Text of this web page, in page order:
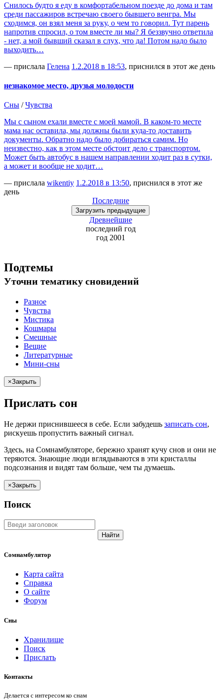
Снилось будто я еду в комфортабельном поезде до дома и там
среди пассажиров встречаю своего бывшего венгра. Мы
сходимся, он взял меня за руку, о чем то говорил. Тут парень
напротив спросил, о том вместе ли мы? Я беззвучно ответила
- нет, а мой бывший сказал в слух, что да! Потом надо было
выходить…
— прислала Гелена 1.2.2018 в 18:53, приснился в этот же день
незнакомое место, друзья молодости
Сны /Чувства
Мы с сыном ехали вместе с моей мамой. В каком-то месте
мама нас оставила, мы должны были куда-то доставить
документы. Обратно надо было добираться самим. Но
неизвестно, как в этом месте обстоит дело с транспортом.
Может быть автобус в нашем направлении ходит раз в сутки,
а может и вообще не ходит…
— прислала wikentiy 1.2.2018 в 13:50, приснился в этот же
день
Последние
Загрузить предыдущие
Древнейшие
последний год
год 2001
Подтемы
Уточни тематику сновидений
Разное
Чувства
Мистика
Кошмары
Смешные
Вещие
Литературные
Мини-сны
×Закрыть
Прислать сон
Не держи приснившееся в себе. Если забудешь записать сон,
рискуешь пропустить важный сигнал.
Здесь, на Сомнамбуляторе, бережно хранят кучу снов и они не
теряются. Знающие люди вглядываются в эти кристаллы
подсознания и видят там больше, чем ты думаешь.
×Закрыть
Поиск
Найти
Сомнамбулятор
Карта сайта
Справка
О сайте
Форум
Сны
Хранилище
Поиск
Прислать
Контакты
Делается с интересом ко снам